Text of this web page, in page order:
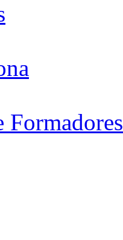
Formadores